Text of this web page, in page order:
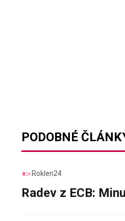
PODOBNÉ
Roklen24
Radev z ECB: